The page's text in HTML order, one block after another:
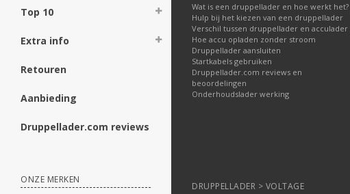
Top 10
Extra info
Retouren
Aanbieding
Druppellader.com reviews
ONZE MERKEN
Wat is een druppellader en hoe werkt het?
Hulp bij het kiezen van een druppellader
Verschil tussen druppellader en acculader
Hoe accu opladen zonder stroom
Druppellader aansluiten
Startkabels gebruiken
Druppellader.com reviews en
beoordelingen
Onderhoudslader werking
DRUPPELLADER > VOLTAGE